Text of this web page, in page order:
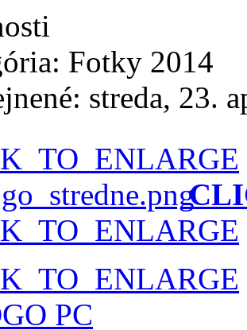
Fotky 2014
streda, 23.